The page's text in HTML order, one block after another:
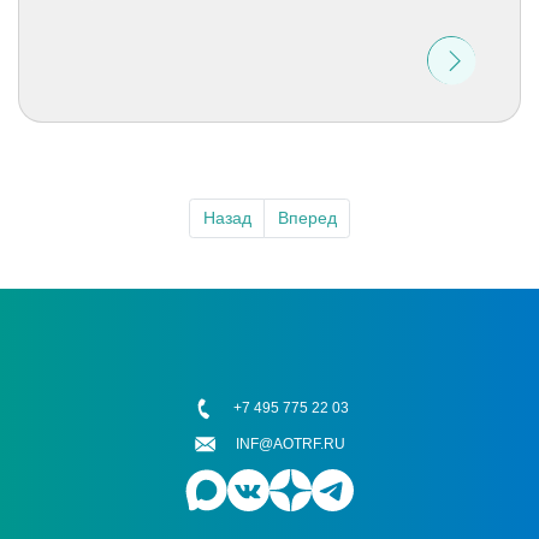
Назад Вперед
+7 495 775 22 03
INF@AOTRF.RU